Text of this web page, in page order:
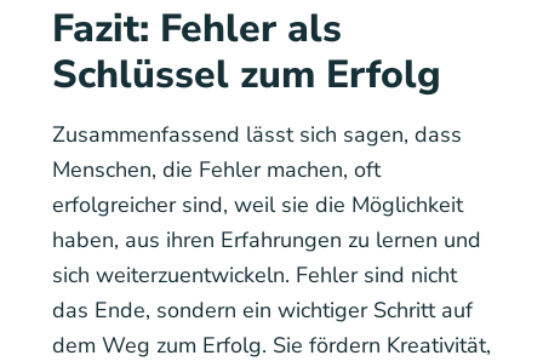
Fazit: Fehler als
Schlüssel zum Erfolg
Zusammenfassend lässt sich sagen, dass
Menschen, die Fehler machen, oft
erfolgreicher sind, weil sie die Möglichkeit
haben, aus ihren Erfahrungen zu lernen und
sich weiterzuentwickeln. Fehler sind nicht
das Ende, sondern ein wichtiger Schritt auf
dem Weg zum Erfolg. Sie fördern Kreativität,